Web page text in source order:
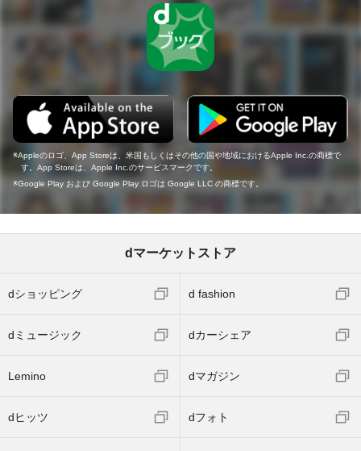
Appleのロゴ、App Storeは、米国もしくはその他の国や地域におけるApple Inc.の商標で
す。App Storeは、Apple Inc.のサービスマークです。
Google Play および Google Play ロゴは Google LLC の商標です。
dマーケットストア
dショッピング d fashion
dミュージック dカーシェア
Lemino dマガジン
dヒッツ dフォト